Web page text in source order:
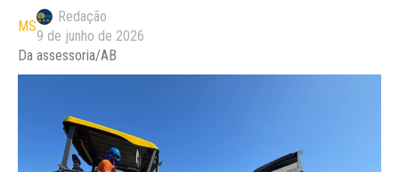
MS
Redação
9 de junho de 2026
Da assessoria/AB